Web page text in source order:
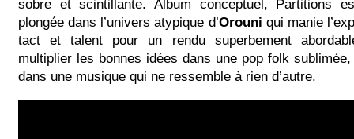
sobre et scintillante. Album conceptuel, Partitions
plongée dans l’univers atypique d’Orouni qui manie
tact et talent pour un rendu superbement
multiplier les bonnes idées dans une pop folk
dans une musique qui ne ressemble à rien d’autre.